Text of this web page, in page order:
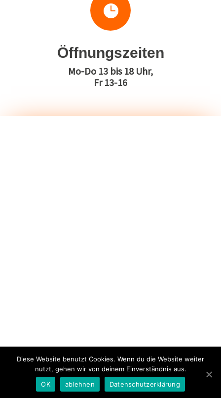

Öffnungszeiten
Mo-Do 13 bis 18 Uhr,
Fr 13-16
© 2022 Fahr.Team | Alle Rechte vorbehalten |Impressum
Datenschutz–AGB
Diese Website benutzt Cookies. Wenn du die Website weiter
nutzt, gehen wir von deinem Einverständnis aus.
OK
ablehnen Datenschutzerklärung